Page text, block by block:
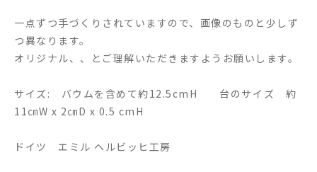
一点ずつ手づくりされていますので、画像のものと少しず
つ異なります。
オリジナル、、とご理解いただきますようお願いします。
サイズ: バウムを含めて約12.5cmH 台のサイズ 約
11㎝W x 2㎝D x 0.5 cmH
ドイツ エミル ヘルビッヒ工房